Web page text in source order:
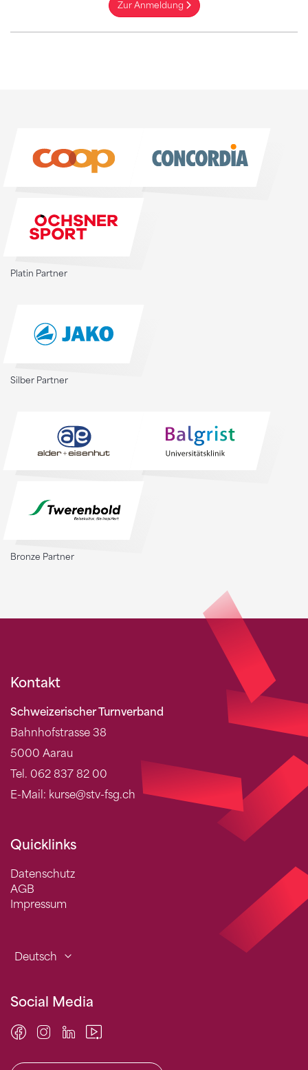
Zur Anmeldung
Platin Partner
Silber Partner
Bronze Partner
Kontakt
Schweizerischer Turnverband
Bahnhofstrasse 38
5000 Aarau
Tel. 062 837 82 00
E-Mail: kurse@stv-fsg.ch
Quicklinks
Datenschutz
AGB
Impressum
Deutsch
Social Media